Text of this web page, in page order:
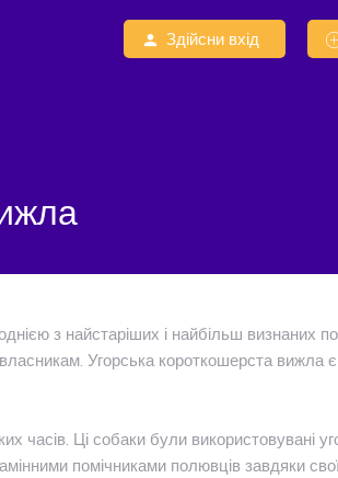
Здійсни вхід
з найстаріших і найбільш визнаних
Угорська короткошерста вижла
часів. Ці собаки були використовувані
помічниками полювців завдяки